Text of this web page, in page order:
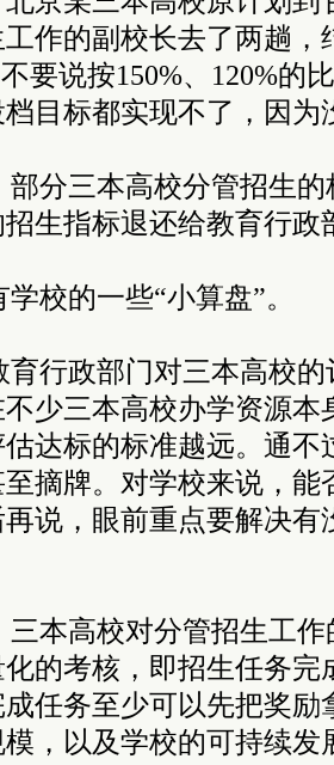
作的副校长去了两趟，
要说按150%、120%的
档目标都实现不了，因为
部分三本高校分管招生
生指标退还给教育行政
校的一些“小算盘”。
育行政部门对三本高校
少三本高校办学资源本
达标的标准越远。通不
摘牌。对学校来说，能
说，眼前重点要解决有
三本高校对分管招生工
的考核，即招生任务完
任务至少可以先把奖励
，以及学校的可持续发